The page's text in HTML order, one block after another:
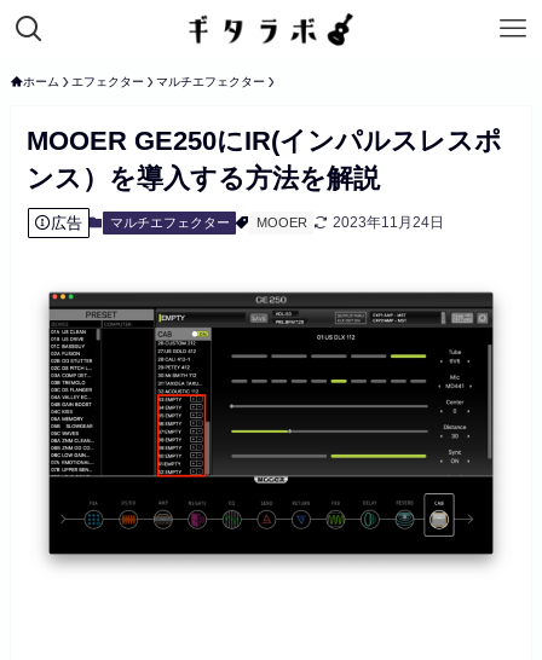
ホーム エフェクター マルチエフェクター
MOOER GE250にIR(インパルスレスポ
ンス）を導入する方法を解説
広告 マルチエフェクター MOOER 2023年11月24日